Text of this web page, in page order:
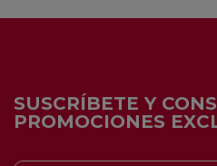
SUSCRÍBETE Y
PROMOCIONES